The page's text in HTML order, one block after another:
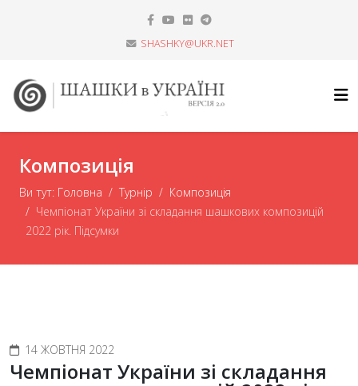
SHASHKY@UKR.NET
Композиція
Ви тут: Головна Турнір
Композиція
Чемпіонат України зі складання шашкових композицій
2022 рік. Підсумки
14 ЖОВТНЯ 2022
Чемпіонат України зі складання